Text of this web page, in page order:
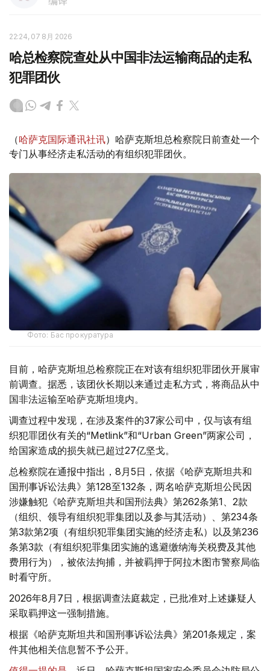
22:24, 07 8月 2026
哈总检察院查处从中国非法运输商品的走私
犯罪团伙
（哈萨克国际通讯社讯）哈萨克斯坦总检察院日前查处一个
专门从事经济走私活动的有组织犯罪团伙。
Фото: Бас прокуратура
目前，哈萨克斯坦总检察院正在对该有组织犯罪团伙开展审
前调查。据悉，该团伙长期以来通过走私方式，将商品从中
国非法运输至哈萨克斯坦境内。
调查过程中发现，在涉及案件的37家公司中，仅与该有组
织犯罪团伙有关的“Metlink”和“Urban Green”两家公司，
给国家造成的损失就已超过27亿坚戈。
总检察院在通报中指出，8月5日，依据《哈萨克斯坦共和
国刑事诉讼法典》第128至132条，两名哈萨克斯坦公民因
涉嫌触犯《哈萨克斯坦共和国刑法典》第262条第1、2款
（组织、领导有组织犯罪集团以及参与其活动）、第234条
第3款第2项（有组织犯罪集团实施的经济走私）以及第236
条第3款（有组织犯罪集团实施的逃避缴纳海关税费及其他
费用行为），被依法拘捕，并被羁押于阿拉木图市警察局临
时看守所。
2026年8月7日，根据调查法庭裁定，已批准对上述嫌疑人
采取羁押这一强制措施。
根据《哈萨克斯坦共和国刑事诉讼法典》第201条规定，案
件其他相关信息暂不予公开。